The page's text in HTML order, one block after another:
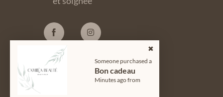
© 2024Camiléa Beauté| Tous
Someone purchased a
Bon cadeau
Minutes ago from